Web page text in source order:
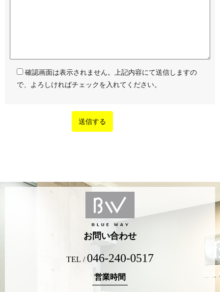
確認画面は表示されません。上記内容にて送信しますの
で、よろしければチェックを入れてください。
お問い合わせ
TEL / 046-240-0517
営業時間